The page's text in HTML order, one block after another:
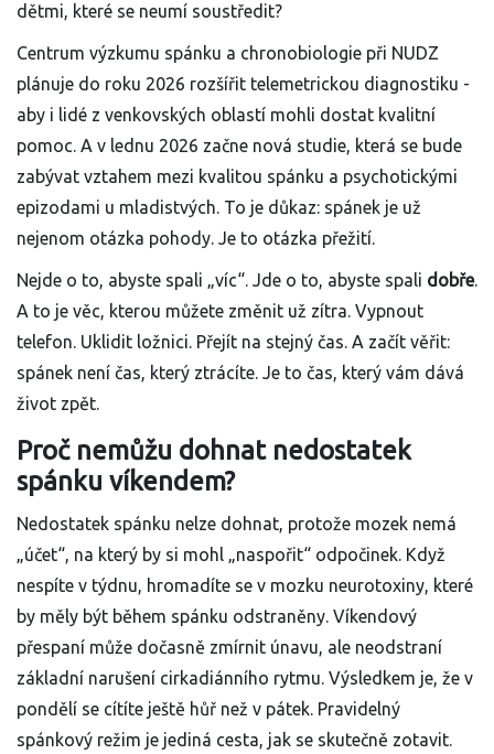
dětmi, které se neumí soustředit?
Centrum výzkumu spánku a chronobiologie při NUDZ
plánuje do roku 2026 rozšířit telemetrickou diagnostiku -
aby i lidé z venkovských oblastí mohli dostat kvalitní
pomoc. A v lednu 2026 začne nová studie, která se bude
zabývat vztahem mezi kvalitou spánku a psychotickými
epizodami u mladistvých. To je důkaz: spánek je už
nejenom otázka pohody. Je to otázka přežití.
Nejde o to, abyste spali „víc“. Jde o to, abyste spali dobře.
A to je věc, kterou můžete změnit už zítra. Vypnout
telefon. Uklidit ložnici. Přejít na stejný čas. A začít věřit:
spánek není čas, který ztrácíte. Je to čas, který vám dává
život zpět.
Proč nemůžu dohnat nedostatek
spánku víkendem?
Nedostatek spánku nelze dohnat, protože mozek nemá
„účet“, na který by si mohl „naspořit“ odpočinek. Když
nespíte v týdnu, hromadíte se v mozku neurotoxiny, které
by měly být během spánku odstraněny. Víkendový
přespaní může dočasně zmírnit únavu, ale neodstraní
základní narušení cirkadiánního rytmu. Výsledkem je, že v
pondělí se cítíte ještě hůř než v pátek. Pravidelný
spánkový režim je jediná cesta, jak se skutečně zotavit.